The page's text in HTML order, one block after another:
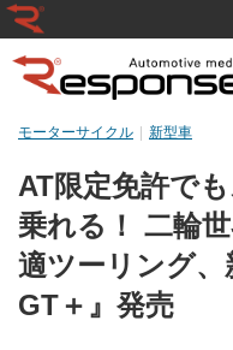
AT限定免許で
乗れる！ 二輪
適ツーリング
GT＋』発売
モーターサイクル 新型車